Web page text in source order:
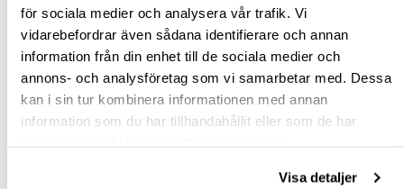
för sociala medier och analysera vår trafik. Vi
vidarebefordrar även sådana identifierare och annan
information från din enhet till de sociala medier och
annons- och analysföretag som vi samarbetar med. Dessa
kan i sin tur kombinera informationen med annan
information som du har tillhandahållit eller som de har
Visa detaljer
st
VÄLJ VARIANT